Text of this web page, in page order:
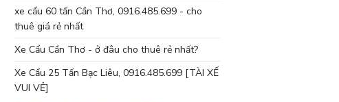
xe cẩu 60 tấn Cần Thơ, 0916.485.699 - cho
thuê giá rẻ nhất
Xe Cẩu Cần Thơ - ở đâu cho thuê rẻ nhất?
Xe Cẩu 25 Tấn Bạc Liêu, 0916.485.699 [TÀI XẾ
VUI VẺ]